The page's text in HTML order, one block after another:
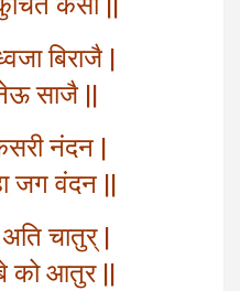
बिराजै |
साजै ||
नंदन |
जग वंदन ||
अति चातुर् |
को आतुर ||